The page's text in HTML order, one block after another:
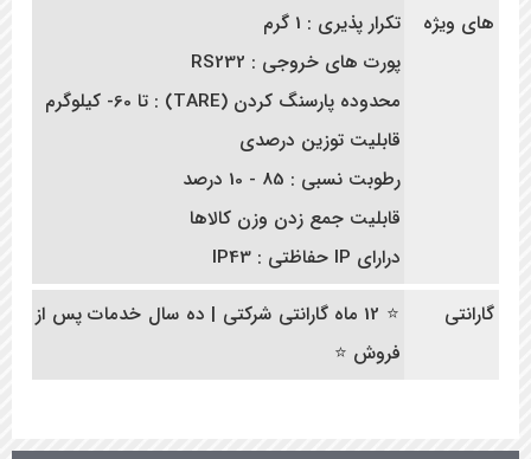
های ویژه
تکرار پذیری : 1 گرم
پورت های خروجی : RS232
محدوده پارسنگ کردن (TARE) : تا 60- کیلوگرم
قابلیت توزین درصدی
رطوبت نسبی : 85 - 10 درصد
قابلیت جمع زدن وزن کالاها
درارای IP حفاظتی : IP43
گارانتی
⭐ 12 ماه گارانتی شرکتی | ده سال خدمات پس از
فروش ⭐